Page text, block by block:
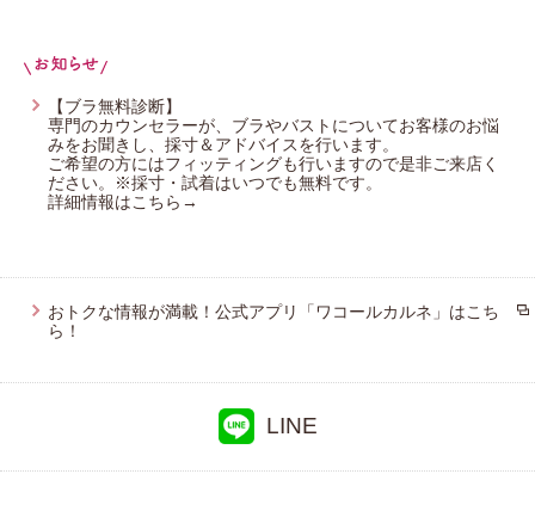
【ブラ無料診断】
専門のカウンセラーが、ブラやバストについてお客様のお悩
みをお聞きし、採寸＆アドバイスを行います。
ご希望の方にはフィッティングも行いますので是非ご来店く
ださい。※採寸・試着はいつでも無料です。
詳細情報はこちら→
おトクな情報が満載！公式アプリ「ワコールカルネ」はこち
ら！
LINE